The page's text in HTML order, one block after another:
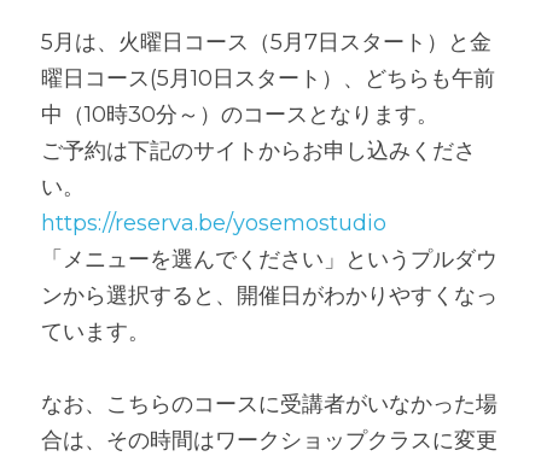
5月は、火曜日コース（5月7日スタート）と金
曜日コース(5月10日スタート）、どちらも午前
中（10時30分～）のコースとなります。
ご予約は下記のサイトからお申し込みくださ
い。
https://reserva.be/yosemostudio
「メニューを選んでください」というプルダウ
ンから選択すると、開催日がわかりやすくなっ
ています。
なお、こちらのコースに受講者がいなかった場
合は、その時間はワークショップクラスに変更